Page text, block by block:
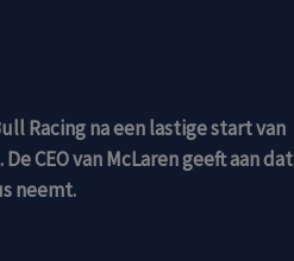
Racing na een lastige start van
CEO van McLaren geeft aan dat
neemt.